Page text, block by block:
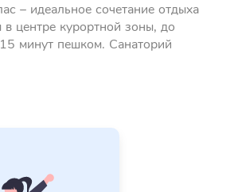
– идеальное сочетание отдыха
центре курортной зоны, до
минут пешком. Санаторий